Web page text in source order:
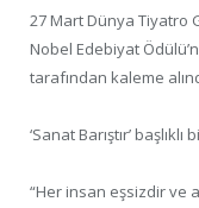
27 Mart Dünya Tiyatro
Nobel Edebiyat
tarafından kaleme
‘Sanat Barıştır’ başlıklı
“Her insan eşsizdir ve